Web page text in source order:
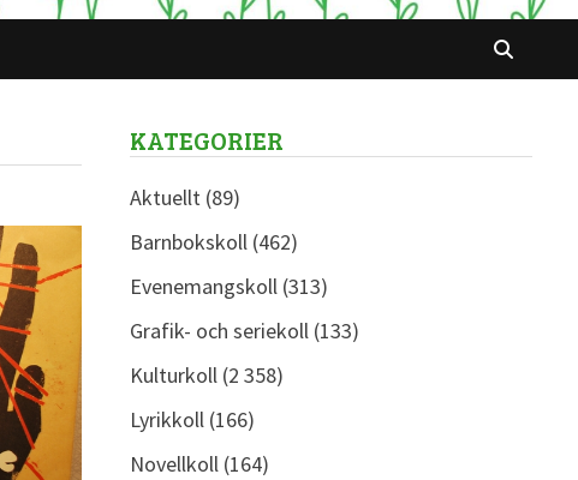
KATEGORIER
Aktuellt(89)
Barnbokskoll(462)
Evenemangskoll(313)
Grafik- och seriekoll(133)
Kulturkoll(2 358)
Lyrikkoll(166)
Novellkoll(164)